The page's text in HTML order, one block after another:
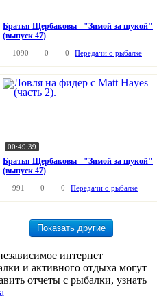
Выключить свет В избранное
Братья Щербаковы - "Зимой за щукой"
(выпуск 47)
1090 0 0 Передачи о рыбалке
00:49:39
Братья Щербаковы - "Зимой за щукой"
(выпуск 47)
991 0 0 Передачи о рыбалке
интернет
и активного отдыха могут
отчеты с рыбалки, узнать